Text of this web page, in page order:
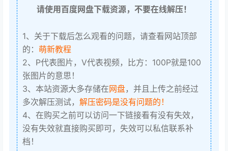
请使用百度网盘下载资源，不要在线解压！
1、关于下载后怎么观看的问题，请查看网站顶部
的： 萌新教程
2、P代表图片，V代表视频，比方：100P就是100
张图片的意思！
3、本站资源大多存储在网盘，并且上传之前经过
多次解压测试， 解压密码是没有问题的！
4、在购买之前可以访问一下链接看有没有失效，
没有失效就直接购买即可，失效可以私信联系补
档！